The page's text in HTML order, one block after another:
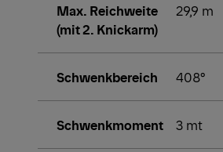
Max. Reichweite
(mit 2. Knickarm)
29,9 m
Schwenkbereich 408°
Schwenkmoment 3 mt